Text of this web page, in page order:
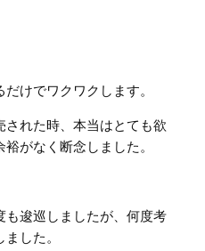
けでワクワクします。
された時、本当はとても欲
がなく断念しました。
も逡巡しましたが、何度考
した。